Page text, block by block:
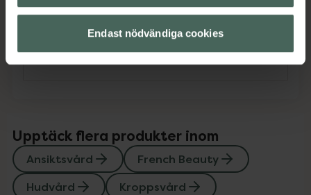
Endast nödvändiga cookies
Innehåll Visa
Instruktioner Visa
Upptäck flera produkter inom
Ansiktsvård
French Beauty
Hudvård
Kroppsvård